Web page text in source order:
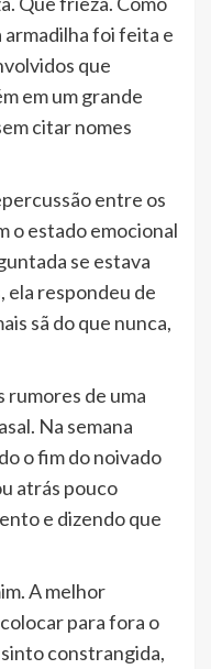
armadilha foi feita e
que
em um grande
citar nomes
entre os
o estado emocional
se estava
ela respondeu de
sã do que nunca,
rumores de uma
Na semana
o fim do noivado
atrás pouco
e dizendo que
A melhor
para fora o
constrangida,